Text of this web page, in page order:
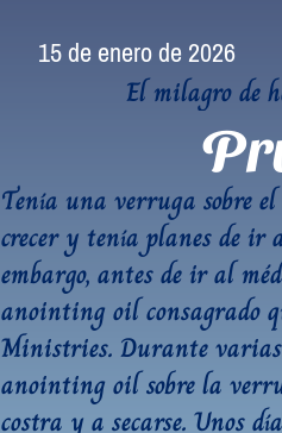
15 de enero de 2026
El milagro de
Tenía una verruga sobre
crecer y tenía planes de ir
embargo, antes de ir al
anointing oil consagrado
Ministries. Durante varias
anointing oil sobre la
costra y a secarse. Unos